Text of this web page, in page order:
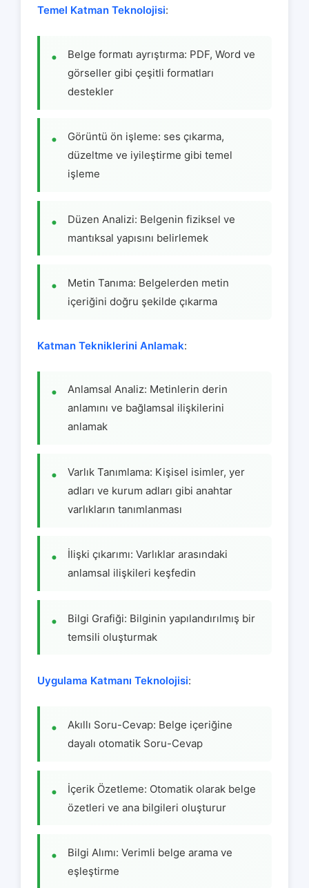
Temel Katman Teknolojisi:
Belge formatı ayrıştırma: PDF, Word ve
görseller gibi çeşitli formatları
destekler
Görüntü ön işleme: ses çıkarma,
düzeltme ve iyileştirme gibi temel
işleme
Düzen Analizi: Belgenin fiziksel ve
mantıksal yapısını belirlemek
Metin Tanıma: Belgelerden metin
içeriğini doğru şekilde çıkarma
Katman Tekniklerini Anlamak:
Anlamsal Analiz: Metinlerin derin
anlamını ve bağlamsal ilişkilerini
anlamak
Varlık Tanımlama: Kişisel isimler, yer
adları ve kurum adları gibi anahtar
varlıkların tanımlanması
İlişki çıkarımı: Varlıklar arasındaki
anlamsal ilişkileri keşfedin
Bilgi Grafiği: Bilginin yapılandırılmış bir
temsili oluşturmak
Uygulama Katmanı Teknolojisi:
Akıllı Soru-Cevap: Belge içeriğine
dayalı otomatik Soru-Cevap
İçerik Özetleme: Otomatik olarak belge
özetleri ve ana bilgileri oluşturur
Bilgi Alımı: Verimli belge arama ve
eşleştirme